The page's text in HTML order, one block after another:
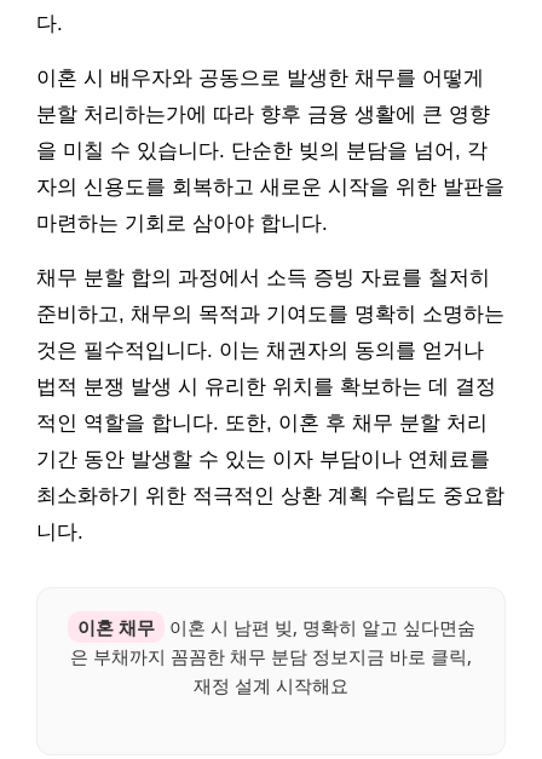
다.
이혼 시 배우자와 공동으로 발생한 채무를 어떻게
분할 처리하는가에 따라 향후 금융 생활에 큰 영향
을 미칠 수 있습니다. 단순한 빚의 분담을 넘어, 각
자의 신용도를 회복하고 새로운 시작을 위한 발판을
마련하는 기회로 삼아야 합니다.
채무 분할 합의 과정에서 소득 증빙 자료를 철저히
준비하고, 채무의 목적과 기여도를 명확히 소명하는
것은 필수적입니다. 이는 채권자의 동의를 얻거나
법적 분쟁 발생 시 유리한 위치를 확보하는 데 결정
적인 역할을 합니다. 또한, 이혼 후 채무 분할 처리
기간 동안 발생할 수 있는 이자 부담이나 연체료를
최소화하기 위한 적극적인 상환 계획 수립도 중요합
니다.
이혼 채무
이혼 시 남편 빚, 명확히 알고 싶다면숨
은 부채까지 꼼꼼한 채무 분담 정보지금 바로 클릭,
재정 설계 시작해요